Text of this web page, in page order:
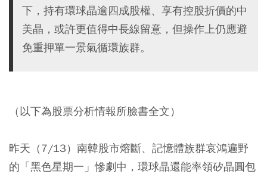
下，持有環球晶逾四成股權、享有控股折價的中
美晶，或許更值得中長線留意，但操作上仍應避
免重押單一景氣循環族群。
（以下為股票分析情報所臉書全文）
昨天（7/13）南韓股市熔斷、記憶體族群哀鴻遍野
的「黑色星期一」慘劇中，環球晶還能率領矽晶圓包